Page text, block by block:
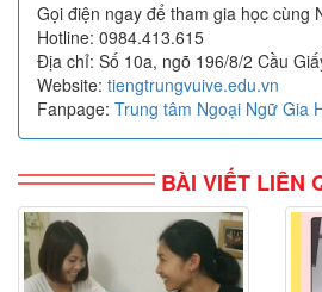
Gọi điện ngay để tham gia học cùng
Hotline: 0984.413.615
Địa chỉ: Số 10a, ngõ 196/8/2 Cầu
Website: tiengtrungvuive.edu.vn
Fanpage: Trung tâm Ngoại Ngữ Gia
BÀI VIẾT LIÊN